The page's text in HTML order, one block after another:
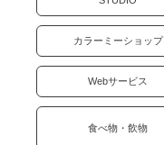
カラーミーショップ
Webサービス
食べ物・飲物